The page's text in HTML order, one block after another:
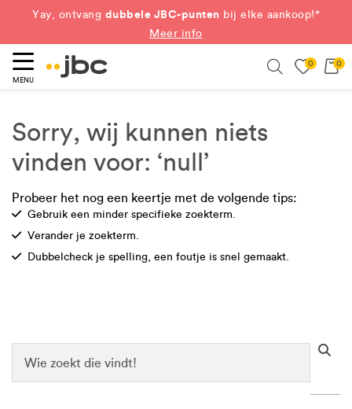
Yay, ontvang dubbele JBC-punten bij elke aankoop!*
Meer info
MENU
0 0
Sorry, wij kunnen niets
vinden voor: ‘null’
Probeer het nog een keertje met de volgende tips:
Check
Gebruik een minder specifieke zoekterm.
Check
Verander je zoekterm.
Check
Dubbelcheck je spelling, een foutje is snel gemaakt.